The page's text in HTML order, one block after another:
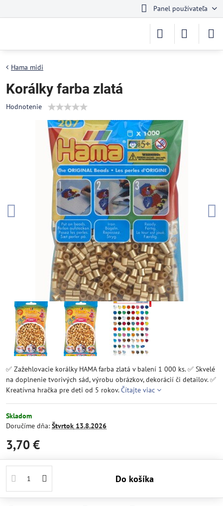
Panel používateľa
Hama midi
Korálky farba zlatá
Hodnotenie
✅ Zažehlovacie korálky HAMA farba zlatá v balení 1 000 ks. ✅ Skvelé
na doplnenie tvorivých sád, výrobu obrázkov, dekorácií či detailov. ✅
Kreatívna hračka pre deti od 5 rokov.Čítajte viac
Skladom
Doručíme dňa: Štvrtok 13.8.2026
3,70 €
Do košíka